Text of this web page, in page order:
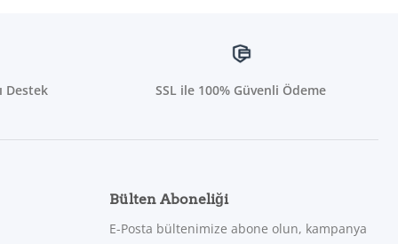
Destek SSL ile 100% Güvenli Ödeme
Bülten Aboneliği
E-Posta bültenimize abone olun, kampanya